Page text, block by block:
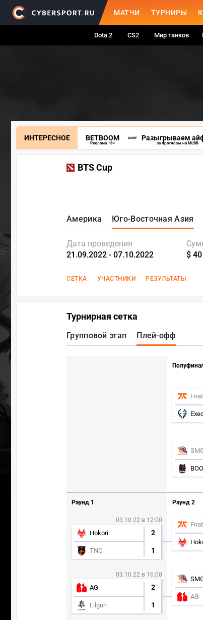
МАТЧИ ТУРНИРЫ
Dota 2 CS2 Мир танков
ИНТЕРЕСНОЕ BETBOOM
Реклама 18+
Разыгрываем
за прогнозы на MLBB
BTS Cup
Америка Юго-Восточная Азия
Дата проведения
21.09.2022 - 07.10.2022
$
СЕТКА УЧАСТНИКИ РЕЗУЛЬТАТЫ
Турнирная сетка
Групповой этап Плей-офф
Раунд 1
03.10.22 в 12:00
Hokori 2
TNC 1
03.10.22 в 16:00
AG 2
Lilgun 1
Раунд 2
AG